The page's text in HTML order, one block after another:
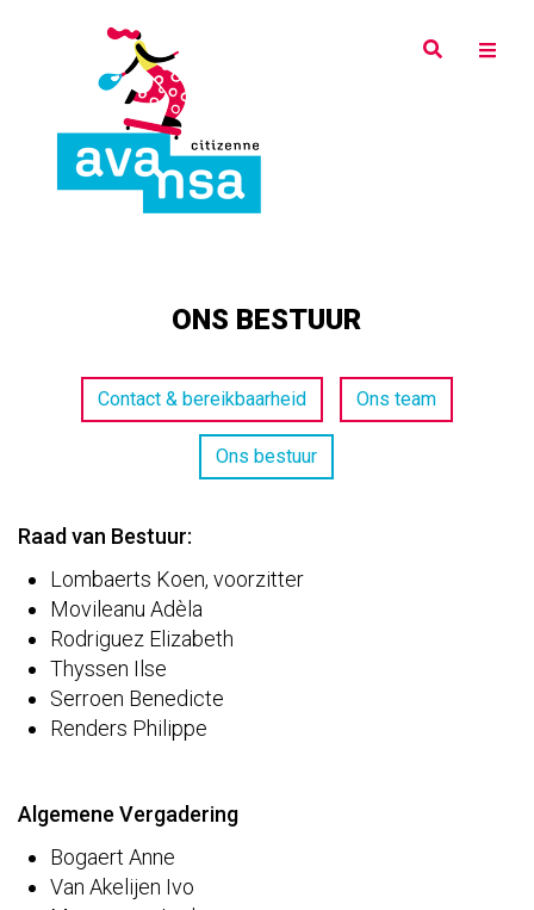
ONS BESTUUR
menu
Contact & bereikbaarheid Ons team
Ons bestuur
Raad van Bestuur:
Lombaerts Koen, voorzitter
Movileanu Adèla
Rodriguez Elizabeth
Thyssen Ilse
Serroen Benedicte
Renders Philippe
Algemene Vergadering
Bogaert Anne
Van Akelijen Ivo